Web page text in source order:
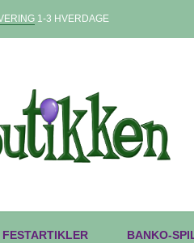
1-3 HVERDAGE
FESTARTIKLER BANKO-